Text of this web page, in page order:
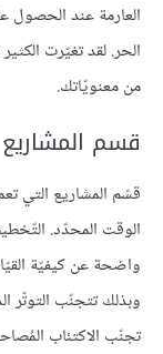
العارمة عند الحصول
الحر. لقد تغيّرت
من معنويّاتك.
قسم
قسّم المشاريع التي
الوقت المحدّد.
واضحة عن كيفيّة
وبذلك تتجنّب التوتّر
تجنّب الاكتئاب